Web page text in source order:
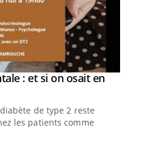
: et si on osait en
de type 2 reste
les patients comme